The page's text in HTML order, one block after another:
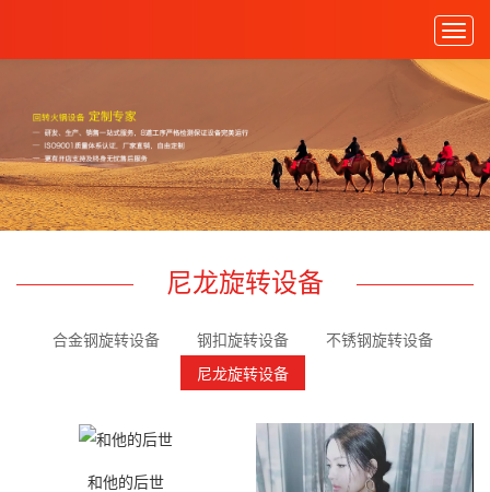
尼龙旋转设备
合金钢旋转设备 钢扣旋转设备
不锈钢旋转设备
尼龙旋转设备
和他的后世